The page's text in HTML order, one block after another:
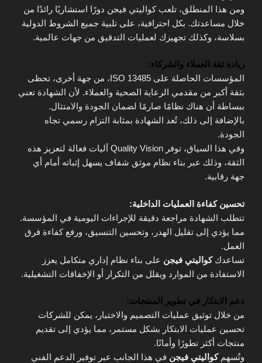
ومن هذا المنطلق، تلعب كواليتي فيجن دورًا استشاريًا رائدًا من
خلال مساعدتك. بكل احترافية، على تلبية جميع الشروط الدولية
بسلاسة، وكذلك تجهيزك لعمليات التدقيق من جهات عالمية.
زيادة ثقة العملاء والشركاء:
المؤسسات الحاصلة على ISO 13485، من جهة أخرى، تحظى
بثقة أكبر من مقدمي الرعاية الصحية والعملاء. لأن الشهادة تعني
ببساطة أن هناك نظامًا صارمًا لضمان الجودة والامتثال.
بالإضافة إلى ذلك، تُعد الشهادة بمثابة التزام رسمي تجاه
الجودة.
وفي هذا السياق، توفر Quality Vision آليات فعالة لتعزيز هذه
الثقة، وذلك عبر بناء نظام موثق شفاف يسهل إثباته أمام أي
جهة رقابية.
تحسين كفاءة العمليات الداخلية:
تتطلب الشهادة مراجعة دقيقة للإجراءات اليومية في المؤسسة.
مما يؤدي إلى تقليل الهدر، وتحسين التنسيق، ورفع كفاءة فرق
العمل.
تساعدككواليتي فيجن على بناء نظام إداري متكامل يعزز
الاستفادة من الموارد ويقلل من التكرار أو الإخفاقات التشغيلية.
دعم الابتكار في تطوير المنتجات:
من خلال توثيق عمليات التصميم والاختبار، يمكن للشركات
تحسين عمليات الابتكار بشكل مستمر، مما يؤدي إلى تقديم
منتجات أكثر تطورًا وأمانًا.
وتُسهمكواليتي فيجن في هذا الجانب عبر توفير الدعم الفني